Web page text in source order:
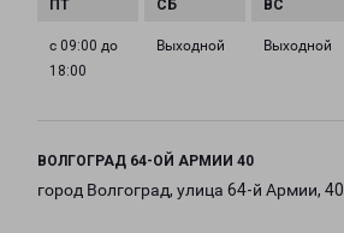
с 09:00 до
18:00
Выходной Выходной
ВОЛГОГРАД 64-ОЙ АРМИИ 40
город Волгоград, улица 64-й Армии, 40